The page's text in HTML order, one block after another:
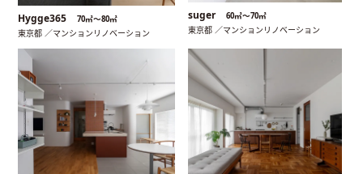
Hygge365 70㎡〜80㎡
東京都 ／マンションリノベーション
suger 60㎡〜70㎡
東京都 ／マンションリノベーション